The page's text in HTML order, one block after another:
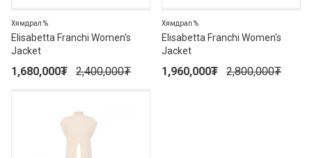
Elisabetta Franchi Women's
Jacket
Хямдрал %
1,680,000₮ 2,400,000₮
Elisabetta Franchi Women's
Jacket
Хямдрал %
1,960,000₮ 2,800,000₮